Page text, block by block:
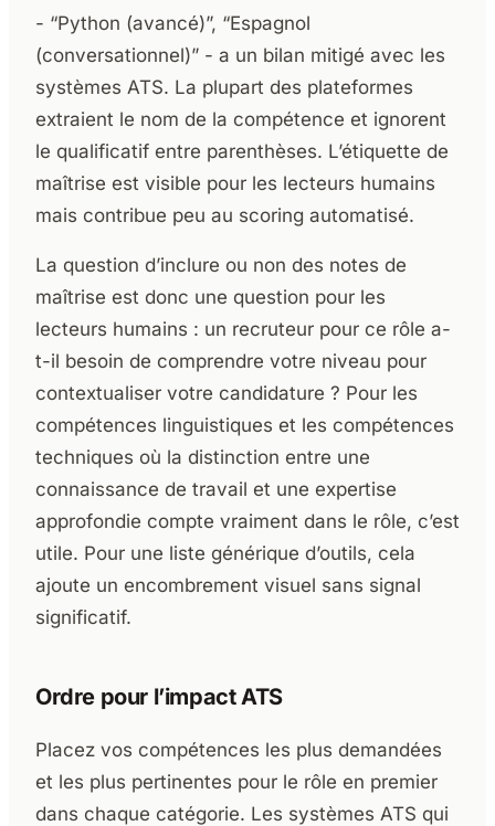
- “Python (avancé)”, “Espagnol
(conversationnel)” - a un bilan mitigé avec les
systèmes ATS. La plupart des plateformes
extraient le nom de la compétence et ignorent
le qualificatif entre parenthèses. L’étiquette de
maîtrise est visible pour les lecteurs humains
mais contribue peu au scoring automatisé.
La question d’inclure ou non des notes de
maîtrise est donc une question pour les
lecteurs humains : un recruteur pour ce rôle a-
t-il besoin de comprendre votre niveau pour
contextualiser votre candidature ? Pour les
compétences linguistiques et les compétences
techniques où la distinction entre une
connaissance de travail et une expertise
approfondie compte vraiment dans le rôle, c’est
utile. Pour une liste générique d’outils, cela
ajoute un encombrement visuel sans signal
significatif.
Ordre pour l’impact ATS
Placez vos compétences les plus demandées
et les plus pertinentes pour le rôle en premier
dans chaque catégorie. Les systèmes ATS qui